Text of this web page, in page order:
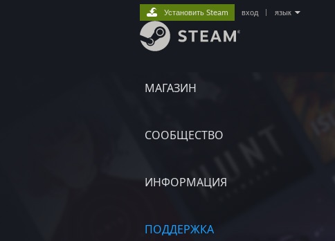
МАГАЗИН
СООБЩЕСТВО
ИНФОРМАЦИЯ
ПОДДЕРЖКА
Установить Steam вход язык